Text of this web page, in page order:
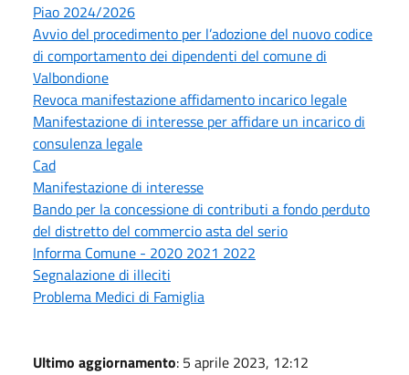
Piao 2024/2026
Avvio del procedimento per l’adozione del nuovo codice
di comportamento dei dipendenti del comune di
Valbondione
Revoca manifestazione affidamento incarico legale
Manifestazione di interesse per affidare un incarico di
consulenza legale
Cad
Manifestazione di interesse
Bando per la concessione di contributi a fondo perduto
del distretto del commercio asta del serio
Informa Comune - 2020 2021 2022
Segnalazione di illeciti
Problema Medici di Famiglia
Ultimo aggiornamento: 5 aprile 2023, 12:12